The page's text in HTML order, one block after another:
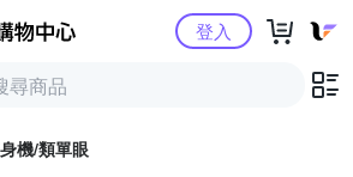
Yahoo購物中心登入
機/類單眼